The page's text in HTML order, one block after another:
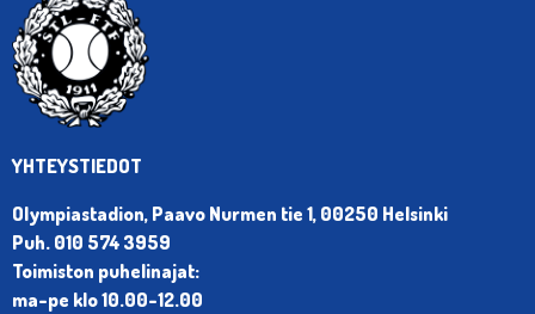
YHTEYSTIEDOT
Olympiastadion, Paavo Nurmen tie 1, 00250 Helsinki
Puh. 010 574 3959
Toimiston puhelinajat:
ma-pe klo 10.00-12.00